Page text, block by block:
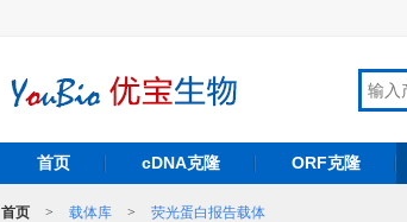
首页 cDNA克隆 ORF克隆
首页 > 载体库 > 荧光蛋白报告载体